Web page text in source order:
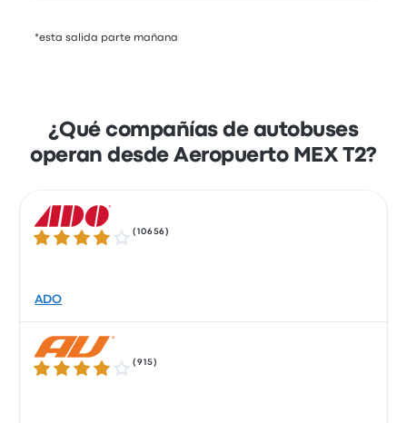
*esta salida parte mañana
¿Qué compañías de autobuses
operan desde Aeropuerto MEX T2?
4.2 de 5 estrellas
(10656 )
ADO
3.8 de 5 estrellas
(915 )